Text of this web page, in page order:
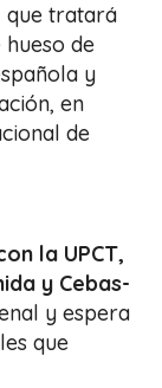
que tratará
de
y
en
de
la UPCT,
y Cebas-
y espera
que